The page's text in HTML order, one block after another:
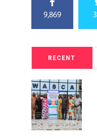
9,869
RECENT